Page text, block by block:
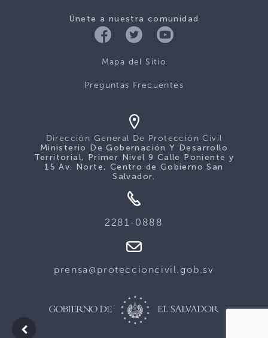
Únete a nuestra comunidad
Mapa del Sitio
Preguntas Frecuentes
Dirección General De Protección Civil
Ministerio De Gobernación Y Desarrollo
Territorial, Primer Nivel 9 Calle Poniente y
15 Av. Norte, Centro de Gobierno San
Salvador.
2281-0888
prensa@proteccioncivil.gob.sv